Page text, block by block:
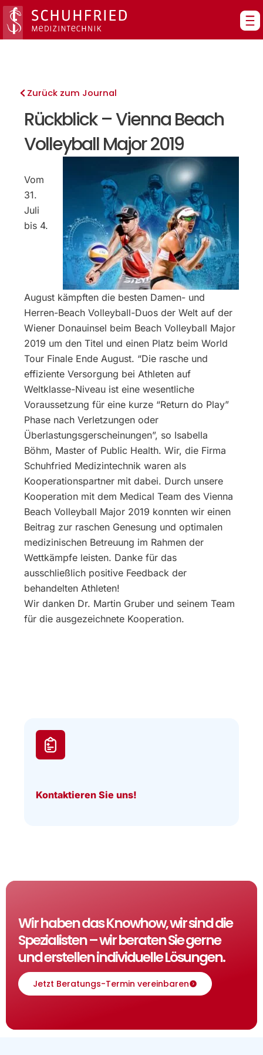
Zum
Inhalt
springen
Zurück zum Journal
Rückblick – Vienna Beach
Volleyball Major 2019
Vom
31.
Juli
bis 4.
August kämpften die besten Damen- und
Herren-Beach Volleyball-Duos der Welt auf der
Wiener Donauinsel beim Beach Volleyball Major
2019 um den Titel und einen Platz beim World
Tour Finale Ende August. “Die rasche und
effiziente Versorgung bei Athleten auf
Weltklasse-Niveau ist eine wesentliche
Voraussetzung für eine kurze “Return do Play”
Phase nach Verletzungen oder
Überlastungsgerscheinungen”, so Isabella
Böhm, Master of Public Health. Wir, die Firma
Schuhfried Medizintechnik waren als
Kooperationspartner mit dabei. Durch unsere
Kooperation mit dem Medical Team des Vienna
Beach Volleyball Major 2019 konnten wir einen
Beitrag zur raschen Genesung und optimalen
medizinischen Betreuung im Rahmen der
Wettkämpfe leisten. Danke für das
ausschließlich positive Feedback der
behandelten Athleten!
Wir danken Dr. Martin Gruber und seinem Team
für die ausgezeichnete Kooperation.
Kontaktieren Sie uns!
Wir haben das Knowhow, wir sind die
Spezialisten – wir beraten Sie gerne
und erstellen individuelle Lösungen.
Jetzt Beratungs-Termin vereinbaren